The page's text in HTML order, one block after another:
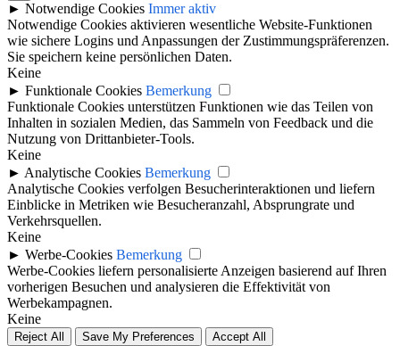
► Notwendige Cookies Immer aktiv
Notwendige Cookies aktivieren wesentliche Website-Funktionen
wie sichere Logins und Anpassungen der Zustimmungspräferenzen.
Sie speichern keine persönlichen Daten.
Keine
► Funktionale Cookies Bemerkung
Funktionale Cookies unterstützen Funktionen wie das Teilen von
Inhalten in sozialen Medien, das Sammeln von Feedback und die
Nutzung von Drittanbieter-Tools.
Keine
► Analytische Cookies Bemerkung
Analytische Cookies verfolgen Besucherinteraktionen und liefern
Einblicke in Metriken wie Besucheranzahl, Absprungrate und
Verkehrsquellen.
Keine
► Werbe-Cookies Bemerkung
Werbe-Cookies liefern personalisierte Anzeigen basierend auf Ihren
vorherigen Besuchen und analysieren die Effektivität von
Werbekampagnen.
Keine
Reject All Save My Preferences Accept All